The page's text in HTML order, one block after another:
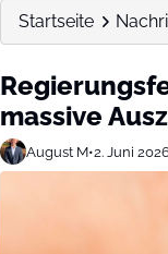
Startseite
massive
August M•2. Juni